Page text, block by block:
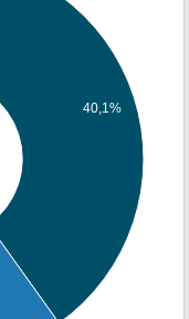
40,1%